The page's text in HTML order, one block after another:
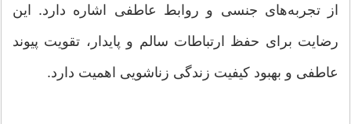
از تجربه‌های جنسی و روابط عاطفی اشاره دارد. این
رضایت برای حفظ ارتباطات سالم و پایدار، تقویت پیوند
عاطفی و بهبود کیفیت زندگی زناشویی اهمیت دارد.